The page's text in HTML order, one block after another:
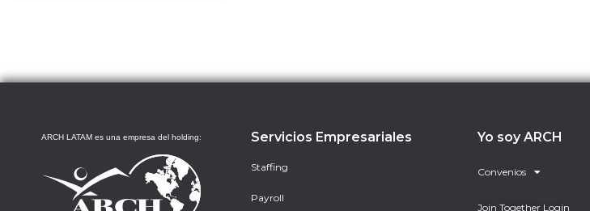
ARCH LATAM es una empresa del holding: Servicios Empresariales
Staffing
Payroll
Yo soy ARCH
Convenios
Join Together Login